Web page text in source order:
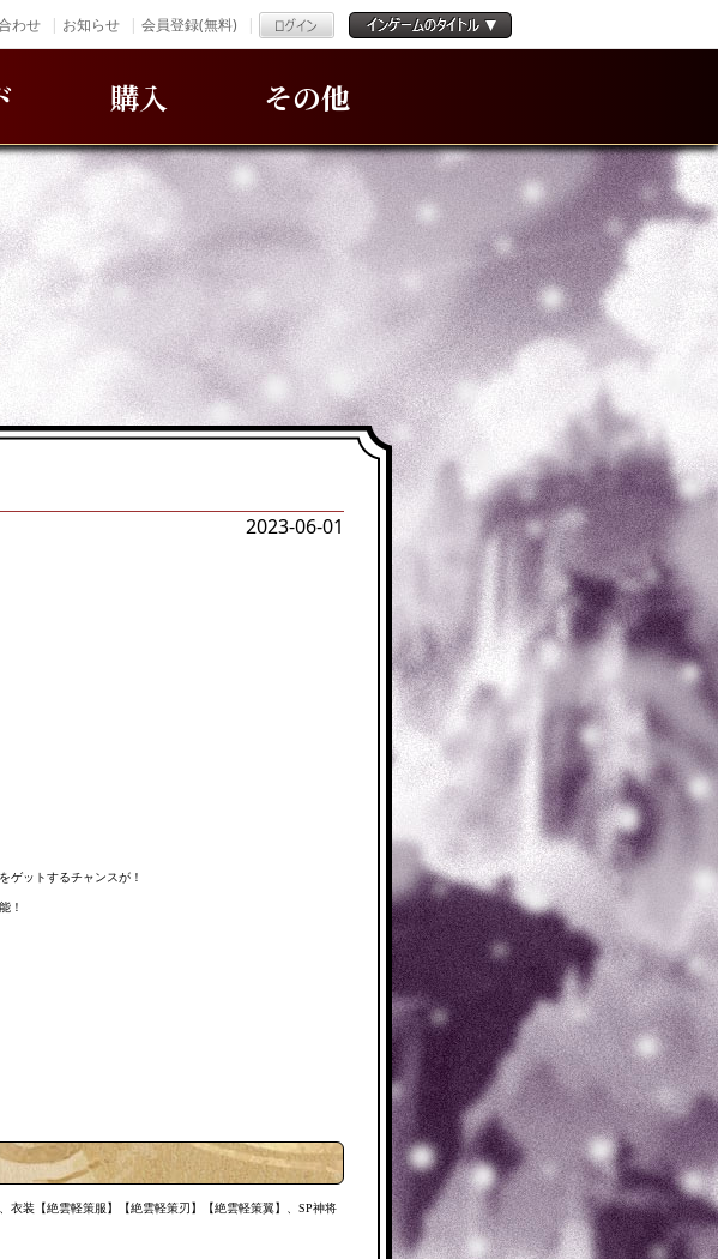
わせ お知らせ 会員登録(無料)
購入 その他
2023-06-01
ゲットするチャンスが！
！
衣装【絶雲軽策服】【絶雲軽策刃】【絶雲軽策翼】、SP神将